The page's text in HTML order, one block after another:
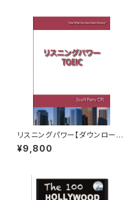
リスニングパワー【ダウンロード
版】
¥9,800